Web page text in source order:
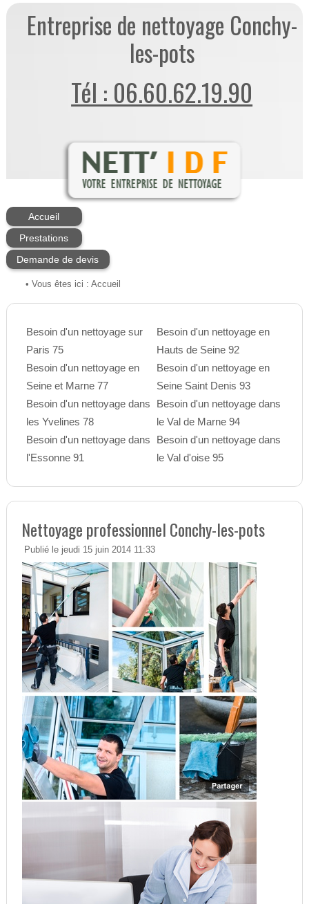
Entreprise de nettoyage Conchy-
les-pots
Tél : 06.60.62.19.90
Accueil
Prestations
Demande de devis
• Vous êtes ici : Accueil
Besoin d'un nettoyage sur
Paris 75
Besoin d'un nettoyage en
Seine et Marne 77
Besoin d'un nettoyage dans
les Yvelines 78
Besoin d'un nettoyage dans
l'Essonne 91
Besoin d'un nettoyage en
Hauts de Seine 92
Besoin d'un nettoyage en
Seine Saint Denis 93
Besoin d'un nettoyage dans
le Val de Marne 94
Besoin d'un nettoyage dans
le Val d'oise 95
Nettoyage professionnel Conchy-les-pots
Publié le jeudi 15 juin 2014 11:33